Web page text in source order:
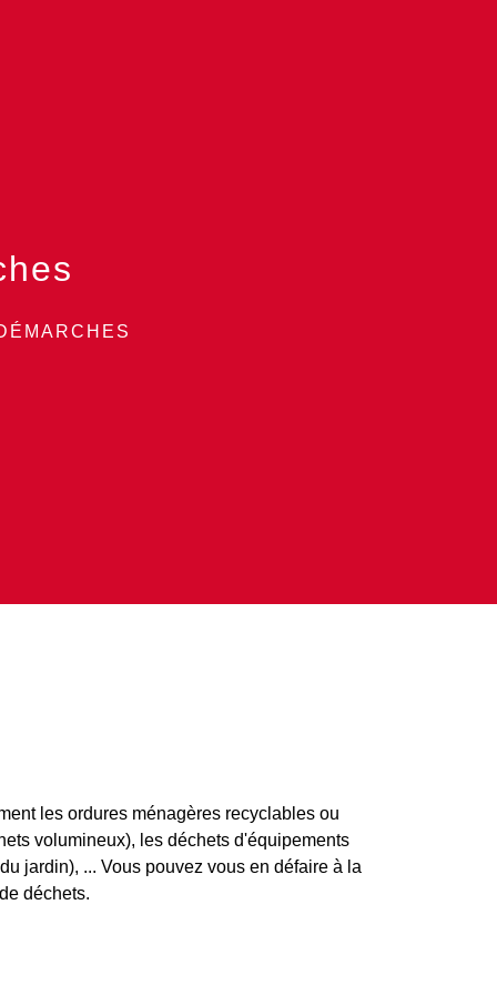
les ordures ménagères recyclables ou
volumineux), les déchets d'équipements
jardin), ... Vous pouvez vous en défaire à la
déchets.